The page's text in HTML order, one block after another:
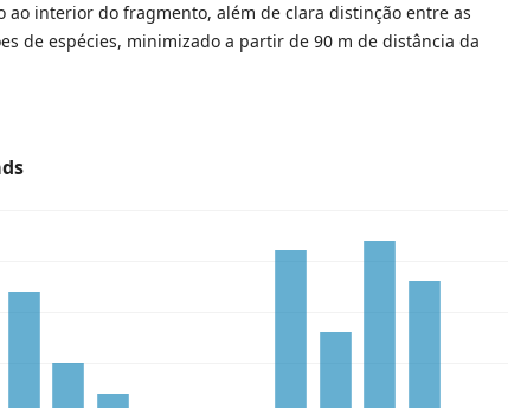
ao interior do fragmento, além de clara distinção entre as
de espécies, minimizado a partir de 90 m de distância da